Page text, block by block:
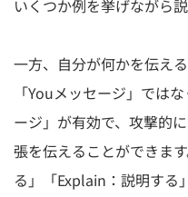
いくつか例を挙げながら
一方、自分が何かを伝え
「Youメッセージ」では
ージ」が有効で、攻撃的
張を伝えることができま
る」「Explain：説明する